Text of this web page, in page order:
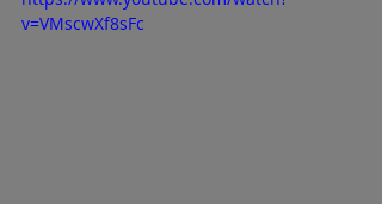
v=VMscwXf8sFc